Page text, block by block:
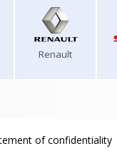
Renault
of confidentiality